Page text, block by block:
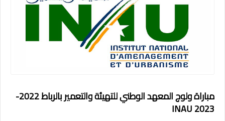
مباراة ولوج المعهد الوطني للتهيئة والتعمير بالرباط 2022-
2023 INAU